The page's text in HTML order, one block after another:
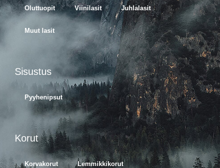
Oluttuopit Viinilasit Juhlalasit
Muut lasit
Sisustus
Pyyhenipsut
Korut
Korvakorut Lemmikkikorut